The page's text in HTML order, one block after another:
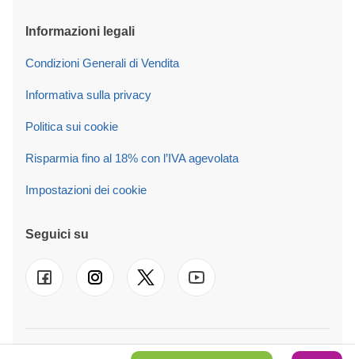
Informazioni legali
Condizioni Generali di Vendita
Informativa sulla privacy
Politica sui cookie
Risparmia fino al 18% con l’IVA agevolata
Impostazioni dei cookie
Seguici su
© 2026 Pineca Italy SRL Operiamo anche inUK- -DE-